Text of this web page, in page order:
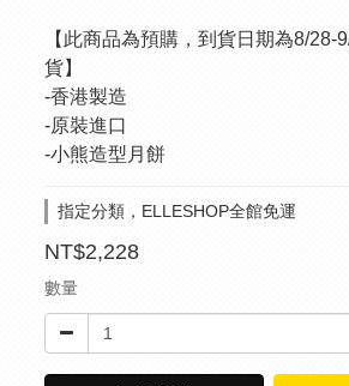
【此商品為預購，到貨日期為8/28-
貨】
-香港製造
-原裝進口
-小熊造型月餅
指定分類，ELLESHOP全館免運
NT$2,228
數量